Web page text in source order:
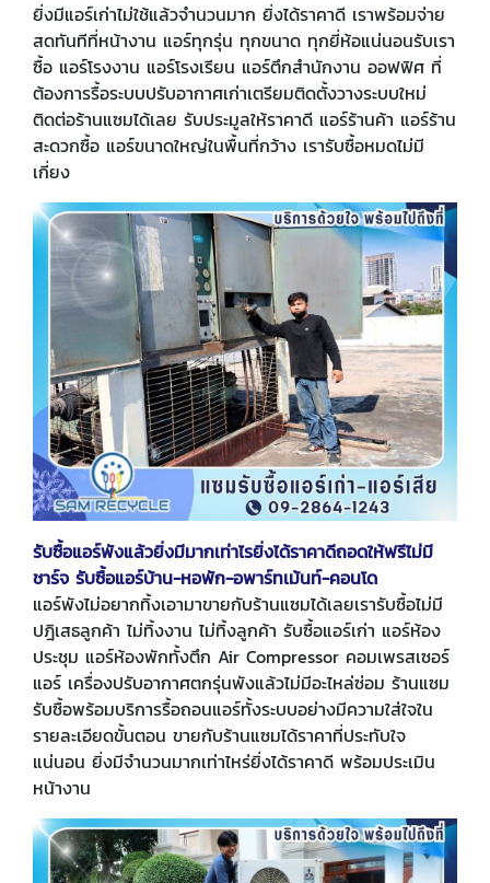
ยิ่งมีแอร์เก่าไม่ใช้แล้วจำนวนมาก ยิ่งได้ราคาดี เราพร้อมจ่าย
สดทันทีที่หน้างาน แอร์ทุกรุ่น ทุกขนาด ทุกยี่ห้อแน่นอนรับเรา
ซื้อ แอร์โรงงาน แอร์โรงเรียน แอร์ตึกสำนักงาน ออฟฟิศ ที่
ต้องการรื้อระบบปรับอากาศเก่าเตรียมติดตั้งวางระบบใหม่
ติดต่อร้านแซมได้เลย รับประมูลให้ราคาดี แอร์ร้านค้า แอร์ร้าน
สะดวกซื้อ แอร์ขนาดใหญ่ในพื้นที่กว้าง เรารับซื้อหมดไม่มี
เกี่ยง
รับซื้อแอร์พังแล้วยิ่งมีมากเท่าไรยิ่งได้ราคาดีถอดให้ฟรีไม่มี
ชาร์จ รับซื้อแอร์บ้าน-หอพัก-อพาร์ทเม้นท์-คอนโด
แอร์พังไม่อยากทิ้งเอามาขายกับร้านแซมได้เลยเรารับซื้อไม่มี
ปฎิเสธลูกค้า ไม่ทิ้งงาน ไม่ทิ้งลูกค้า รับซื้อแอร์เก่า แอร์ห้อง
ประชุม แอร์ห้องพักทั้งตึก Air Compressor คอมเพรสเซอร์
แอร์ เครื่องปรับอากาศตกรุ่นพังแล้วไม่มีอะไหล่ซ่อม ร้านแซม
รับซื้อพร้อมบริการรื้อถอนแอร์ทั้งระบบอย่างมีความใส่ใจใน
รายละเอียดขั้นตอน ขายกับร้านแซมได้ราคาที่ประทับใจ
แน่นอน ยิ่งมีจำนวนมากเท่าไหร่ยิ่งได้ราคาดี พร้อมประเมิน
หน้างาน